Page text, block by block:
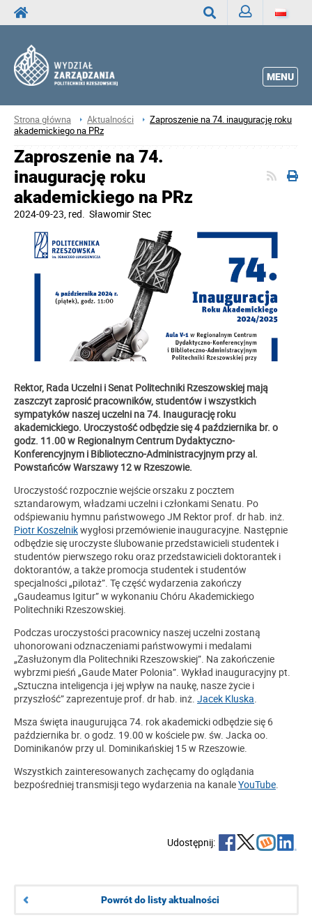
MENU
Strona główna Aktualności
Zaproszenie na 74. inaugurację roku
akademickiego na PRz
Zaproszenie na 74.
inaugurację roku
akademickiego na PRz
2024-09-23, red. Sławomir Stec
Rektor, Rada Uczelni i Senat Politechniki Rzeszowskiej mają
zaszczyt zaprosić pracowników, studentów i wszystkich
sympatyków naszej uczelni na 74. Inaugurację roku
akademickiego. Uroczystość odbędzie się 4 października br. o
godz. 11.00 w Regionalnym Centrum Dydaktyczno-
Konferencyjnym i Biblioteczno-Administracyjnym przy al.
Powstańców Warszawy 12 w Rzeszowie.
Uroczystość rozpocznie wejście orszaku z pocztem
sztandarowym, władzami uczelni i członkami Senatu. Po
odśpiewaniu hymnu państwowego JM Rektor prof. dr hab. inż.
Piotr Koszelnikwygłosi przemówienie inauguracyjne. Następnie
odbędzie się uroczyste ślubowanie przedstawicieli studentek i
studentów pierwszego roku oraz przedstawicieli doktorantek i
doktorantów, a także promocja studentek i studentów
specjalności „pilotaż”. Tę część wydarzenia zakończy
„Gaudeamus Igitur” w wykonaniu Chóru Akademickiego
Politechniki Rzeszowskiej.
Podczas uroczystości pracownicy naszej uczelni zostaną
uhonorowani odznaczeniami państwowymi i medalami
„Zasłużonym dla Politechniki Rzeszowskiej”. Na zakończenie
wybrzmi pieśń „Gaude Mater Polonia”. Wykład inauguracyjny pt.
„Sztuczna inteligencja i jej wpływ na naukę, nasze życie i
przyszłość” zaprezentuje prof. dr hab. inż. Jacek Kluska
Msza święta inaugurująca 74. rok akademicki odbędzie się 6
października br. o godz. 19.00 w kościele pw. św. Jacka oo.
Dominikanów przy ul. Dominikańskiej 15 w Rzeszowie.
Wszystkich zainteresowanych zachęcamy do oglądania
bezpośredniej transmisji tego wydarzenia na kanaleYouTube
Udostępnij:
Powrót do listy aktualności